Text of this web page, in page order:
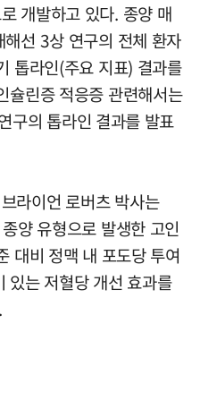
개발하고 있다. 종양 매
선 3상 연구의 전체 환자
톱라인(주요 지표) 결과를
슐린증 적응증 관련해서는
구의 톱라인 결과를 발표
라이언 로버츠 박사는
양 유형으로 발생한 고인
대비 정맥 내 포도당 투여
있는 저혈당 개선 효과를